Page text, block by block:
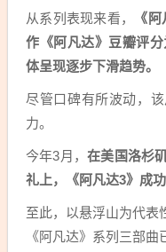
从系列表现来看，
《
作《阿凡达》豆瓣评
体呈现逐步下滑趋势。
尽管口碑有所波动，
力。
今年3月，在美国洛杉
礼上，《阿凡达3》成
至此，以悬浮山为代表
《阿凡达》系列三部